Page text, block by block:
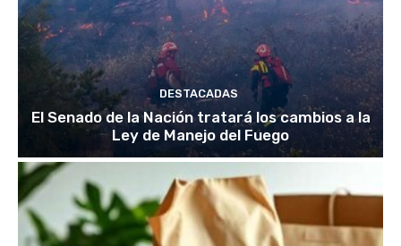
DESTACADAS
El Senado de la Nación tratará los cambios a la
Ley de Manejo del Fuego